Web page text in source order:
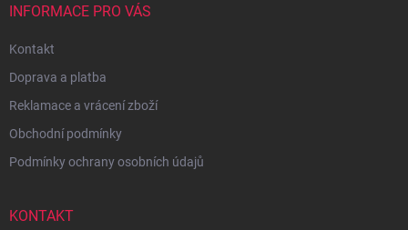
INFORMACE PRO VÁS
Kontakt
Doprava a platba
Reklamace a vrácení zboží
Obchodní podmínky
Podmínky ochrany osobních údajů
KONTAKT